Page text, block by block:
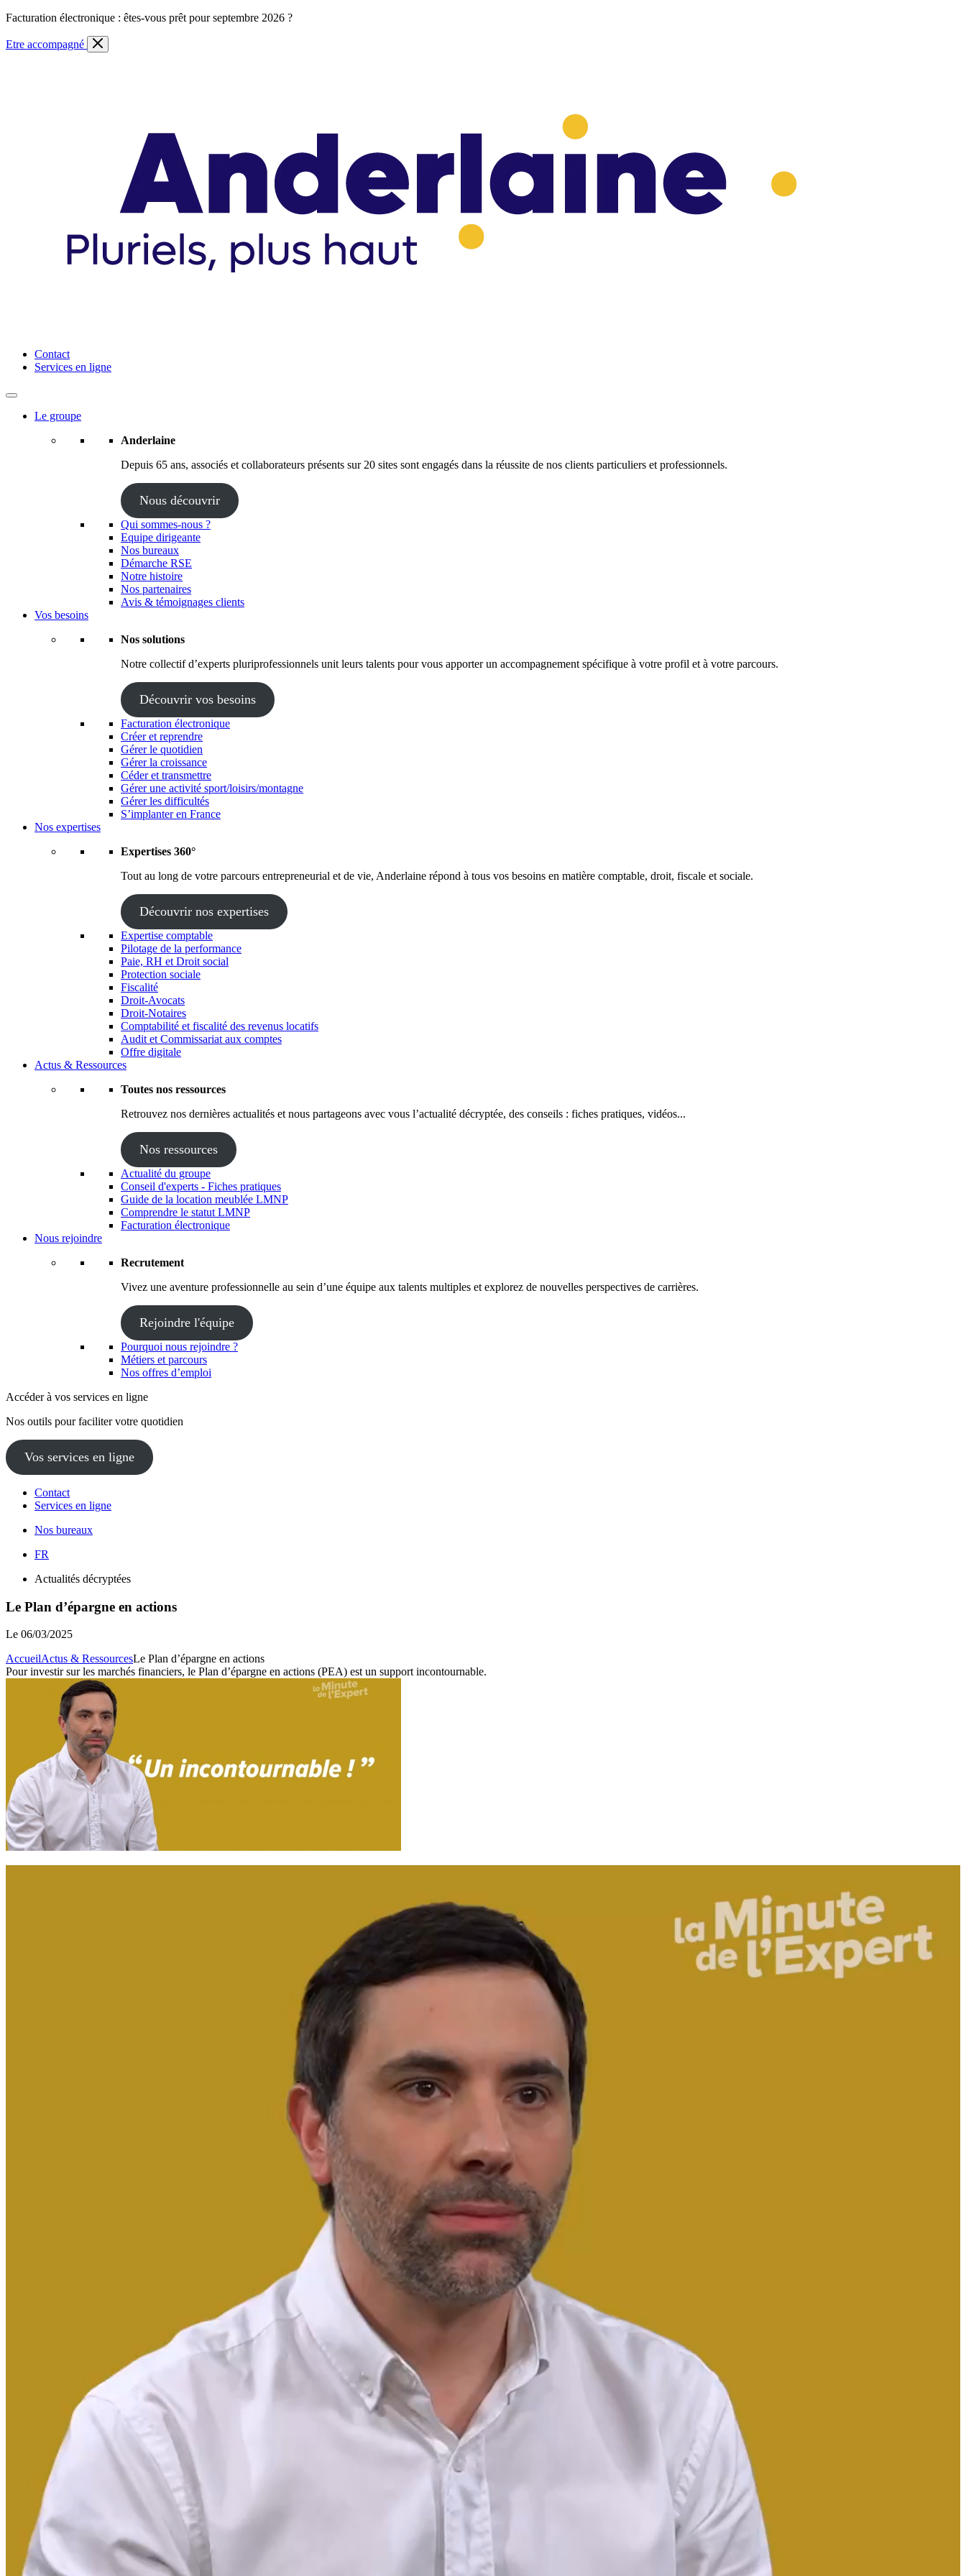
Skip
content
Facturation électronique : êtes-vous prêt pour septembre 2026 ?
Etre accompagné
Anderlaine | Conseil – Expert comptable – Avocat – Audit
Contact
Services en ligne
Le groupe
Anderlaine
Depuis 65 ans, associés et collaborateurs présents sur 20 sites sont engagés dans la réussite de nos clients particuliers et professionnels.
Nous découvrir
Qui sommes-nous ?
Equipe dirigeante
Nos bureaux
Démarche RSE
Notre histoire
Nos partenaires
Avis & témoignages clients
Vos besoins
Nos solutions
Notre collectif d’experts pluriprofessionnels unit leurs talents pour vous apporter un accompagnement spécifique à votre profil et à votre parcours.
Découvrir vos besoins
Facturation électronique
Créer et reprendre
Gérer le quotidien
Gérer la croissance
Céder et transmettre
Gérer une activité sport/loisirs/montagne
Gérer les difficultés
S’implanter en France
Nos expertises
Expertises 360°
Tout au long de votre parcours entrepreneurial et de vie, Anderlaine répond à tous vos besoins en matière comptable, droit, fiscale et sociale.
Découvrir nos expertises
Expertise comptable
Pilotage de la performance
Paie, RH et Droit social
Protection sociale
Fiscalité
Droit-Avocats
Droit-Notaires
Comptabilité et fiscalité des revenus locatifs
Audit et Commissariat aux comptes
Offre digitale
Actus & Ressources
Toutes nos ressources
Retrouvez nos dernières actualités et nous partageons avec vous l’actualité décryptée, des conseils : fiches pratiques, vidéos...
Nos ressources
Actualité du groupe
Conseil d'experts - Fiches pratiques
Guide de la location meublée LMNP
Comprendre le statut LMNP
Facturation électronique
Nous rejoindre
Recrutement
Vivez une aventure professionnelle au sein d’une équipe aux talents multiples et explorez de nouvelles perspectives de carrières.
Rejoindre l'équipe
Pourquoi nous rejoindre ?
Métiers et parcours
Nos offres d’emploi
Accéder à vos services en ligne
Nos outils pour faciliter votre quotidien
Vos services en ligne
Contact
Services en ligne
Nos bureaux
FR
Actualités décryptées
Le Plan d’épargne en actions
Le 06/03/2025
AccueilActus & RessourcesLe Plan d’épargne en actions
Pour investir sur les marchés financiers, le Plan d’épargne en actions (PEA) est un support incontournable.